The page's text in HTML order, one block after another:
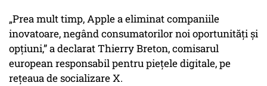
„Prea mult timp, Apple a eliminat companiile
inovatoare, negând consumatorilor noi oportunități și
opțiuni,” a declarat Thierry Breton, comisarul
european responsabil pentru piețele digitale, pe
rețeaua de socializare X.